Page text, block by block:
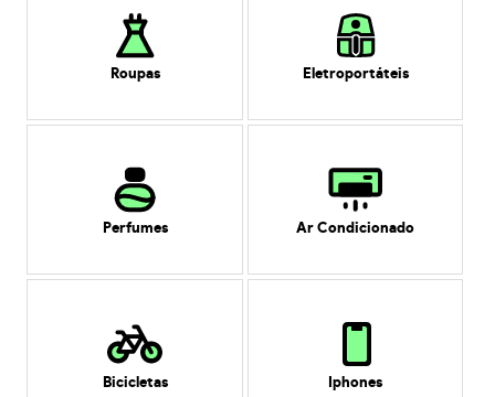
Roupas Eletroportáteis
Perfumes Ar Condicionado
Bicicletas Iphones